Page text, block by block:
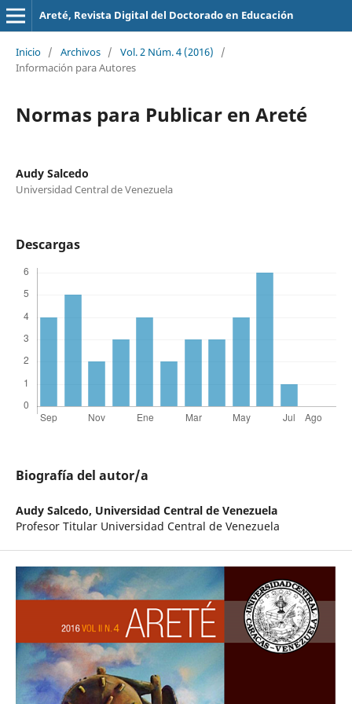
Areté, Revista Digital del Doctorado en Educación
Inicio / Archivos / Vol. 2 Núm. 4 (2016)
/
Información para Autores
Normas para Publicar en Areté
Audy Salcedo
Universidad Central de Venezuela
Descargas
Biografía del autor/a
Audy Salcedo, Universidad Central de Venezuela
Profesor Titular Universidad Central de Venezuela